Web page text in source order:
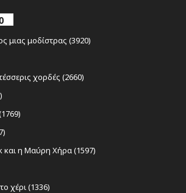
μιας μοδίστρας (3920)
χορδές (2660)
και η Μαύρη Χήρα (1597)
χέρι (1336)